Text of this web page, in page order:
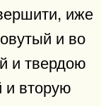
иже
и во
и твердою
и вторую